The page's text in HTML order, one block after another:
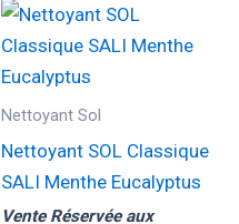
Nettoyant Sol
Nettoyant SOL Classique
SALI Menthe Eucalyptus
Vente Réservée aux